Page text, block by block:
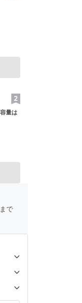
まで